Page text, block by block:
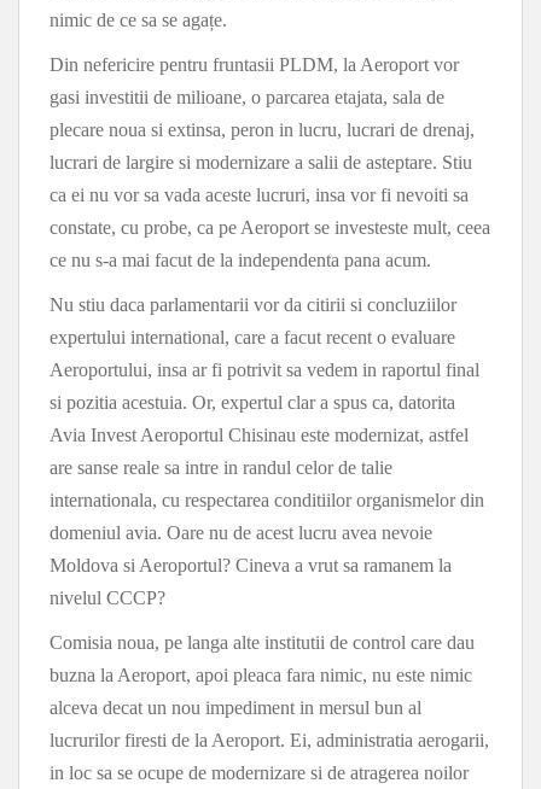
nimic de ce sa se agațe.
Din nefericire pentru fruntasii PLDM, la Aeroport vor
gasi investitii de milioane, o parcarea etajata, sala de
plecare noua si extinsa, peron in lucru, lucrari de drenaj,
lucrari de largire si modernizare a salii de asteptare. Stiu
ca ei nu vor sa vada aceste lucruri, insa vor fi nevoiti sa
constate, cu probe, ca pe Aeroport se investeste mult, ceea
ce nu s-a mai facut de la independenta pana acum.
Nu stiu daca parlamentarii vor da citirii si concluziilor
expertului international, care a facut recent o evaluare
Aeroportului, insa ar fi potrivit sa vedem in raportul final
si pozitia acestuia. Or, expertul clar a spus ca, datorita
Avia Invest Aeroportul Chisinau este modernizat, astfel
are sanse reale sa intre in randul celor de talie
internationala, cu respectarea conditiilor organismelor din
domeniul avia. Oare nu de acest lucru avea nevoie
Moldova si Aeroportul? Cineva a vrut sa ramanem la
nivelul CCCP?
Comisia noua, pe langa alte institutii de control care dau
buzna la Aeroport, apoi pleaca fara nimic, nu este nimic
alceva decat un nou impediment in mersul bun al
lucrurilor firesti de la Aeroport. Ei, administratia aerogarii,
in loc sa se ocupe de modernizare si de atragerea noilor